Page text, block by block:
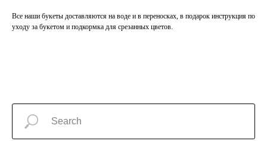
Все наши букеты доставляются на воде и в переносках, в подарок инструкция по
уходу за букетом и подкормка для срезанных цветов.